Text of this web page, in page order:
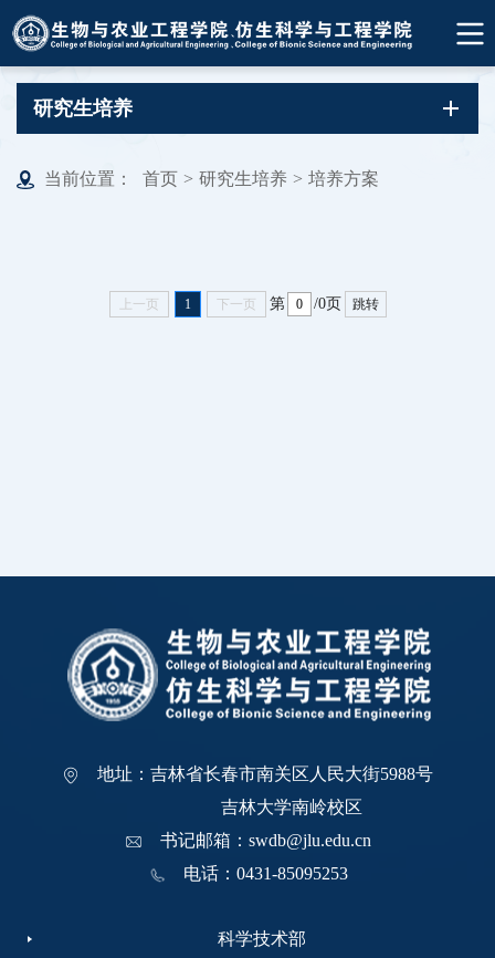
研究生培养
当前位置： 首页 > 研究生培养 > 培养方案
上一页 1 下一页 第 /0页 跳转
地址：吉林省长春市南关区人民大街5988号
吉林大学南岭校区
书记邮箱：swdb@jlu.edu.cn
电话：0431-85095253
科学技术部